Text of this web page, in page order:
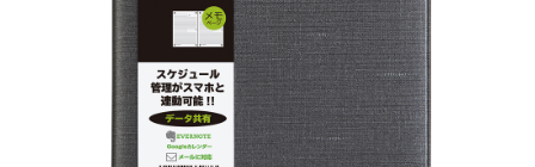
ル管理できます！
メーカー希望小売価格：
+ 税
生産終了品